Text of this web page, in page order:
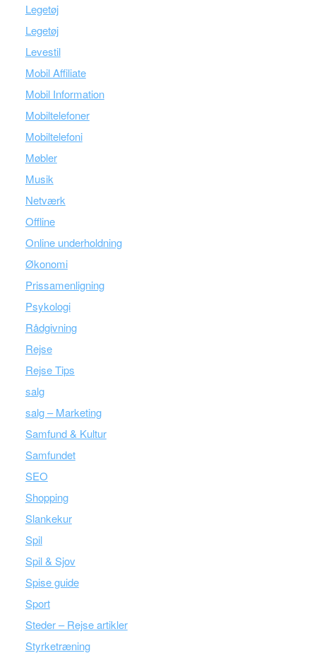
Legetøj
Legetøj
Levestil
Mobil Affiliate
Mobil Information
Mobiltelefoner
Mobiltelefoni
Møbler
Musik
Netværk
Offline
Online underholdning
Økonomi
Prissamenligning
Psykologi
Rådgivning
Rejse
Rejse Tips
salg
salg – Marketing
Samfund & Kultur
Samfundet
SEO
Shopping
Slankekur
Spil
Spil & Sjov
Spise guide
Sport
Steder – Rejse artikler
Styrketræning